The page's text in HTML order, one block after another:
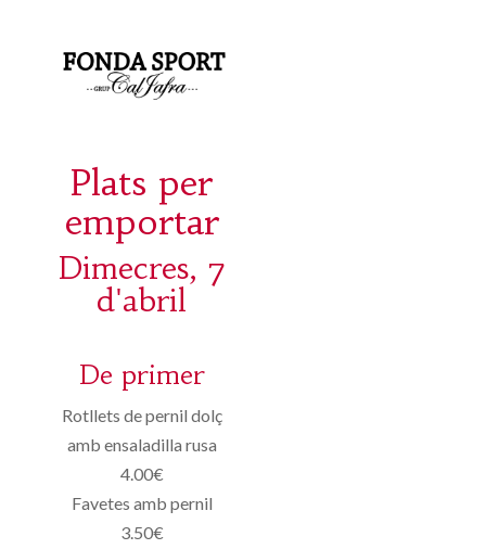
Plats per
emportar
Dimecres, 7
d'abril
De primer
Rotllets de pernil dolç
amb ensaladilla rusa
4.00€
Favetes amb pernil
3.50€